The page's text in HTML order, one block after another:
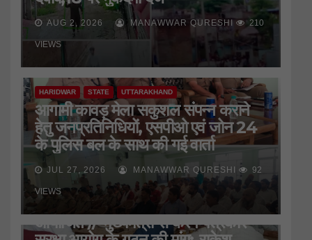
AUG 2, 2026 MANAWWAR QURESHI 210
VIEWS
HARIDWAR STATE UTTARAKHAND
आगामी कावड़ मेला सकुशल संपन्न कराने
हेतु जनप्रतिनिधियों, एसपीओ एवं जोन 24
के पुलिस बल के साथ की गई वार्ता
JUL 27, 2026 MANAWWAR QURESHI 92
VIEWS
HARIDWAR STATE UTTARAKHAND
जिला प्रेस क्लब की बैठक
आयोजित*//*मुख्यमंत्री से करेंगे पत्रकार